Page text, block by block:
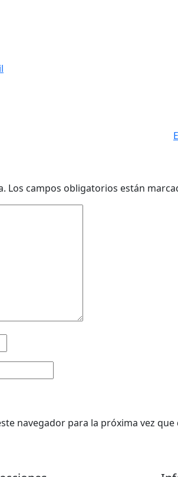
Los campos obligatorios están
navegador para la próxima vez que